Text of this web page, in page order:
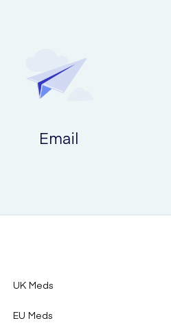
Email
UK Meds
EU Meds